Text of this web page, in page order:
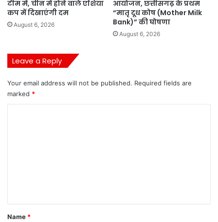
टीम में, चीन में होने वाले एशिया
कप में दिखाएंगी दम
August 6, 2026
आयोजन, छत्तीसगढ़ के प्रथम
“मातृ दूध कोष (Mother Milk
Bank)” की घोषणा
August 6, 2026
Leave a Reply
Your email address will not be published. Required fields are
marked *
*
Name *